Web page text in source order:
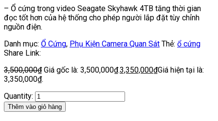
– Ổ cứng trong video Seagate Skyhawk 4TB tăng thời gian
đọc tốt hơn của hệ thống cho phép người lắp đặt tùy chỉnh
nguồn điện.
Danh mục: Ổ Cứng, Phụ Kiện Camera Quan Sát Thẻ: ổ cứng
Share Link:
3,500,000₫ Giá gốc là: 3,500,000₫.3,350,000₫Giá hiện tại là:
3,350,000₫.
Quantity:
Thêm vào giỏ hàng